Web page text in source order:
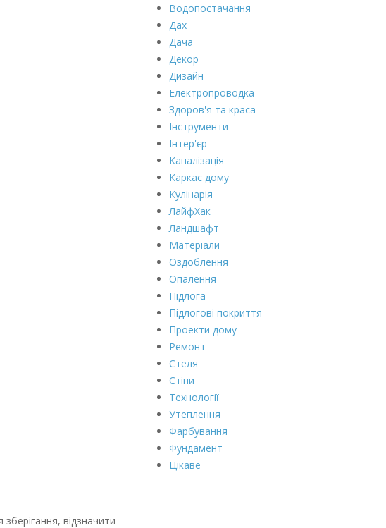
відзначити
Водопостачання
Дах
Дача
Декор
Дизайн
Електропроводка
Здоров'я та краса
Інструменти
Інтер'єр
Каналізація
Каркас дому
Кулінарія
ЛайфХак
Ландшафт
Матеріали
Оздоблення
Опалення
Підлога
Підлогові покриття
Проекти дому
Ремонт
Стеля
Стіни
Технології
Утеплення
Фарбування
Фундамент
Цікаве